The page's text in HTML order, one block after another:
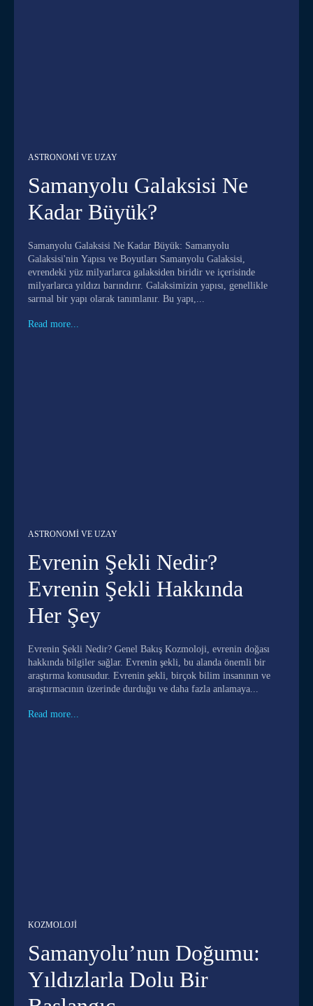
ASTRONOMI VE UZAY
Samanyolu Galaksisi Ne
Kadar Büyük?
Samanyolu Galaksisi Ne Kadar Büyük: Samanyolu
Galaksisi'nin Yapısı ve Boyutları Samanyolu Galaksisi,
evrendeki yüz milyarlarca galaksiden biridir ve içerisinde
milyarlarca yıldızı barındırır. Galaksimizin yapısı, genellikle
sarmal bir yapı olarak tanımlanır. Bu yapı,...
Read more...
ASTRONOMI VE UZAY
Evrenin Şekli Nedir?
Evrenin Şekli Hakkında
Her Şey
Evrenin Şekli Nedir? Genel Bakış Kozmoloji, evrenin doğası
hakkında bilgiler sağlar. Evrenin şekli, bu alanda önemli bir
araştırma konusudur. Evrenin şekli, birçok bilim insanının ve
araştırmacının üzerinde durduğu ve daha fazla anlamaya...
Read more...
KOZMOLOJI
Samanyolu’nun Doğumu:
Yıldızlarla Dolu Bir